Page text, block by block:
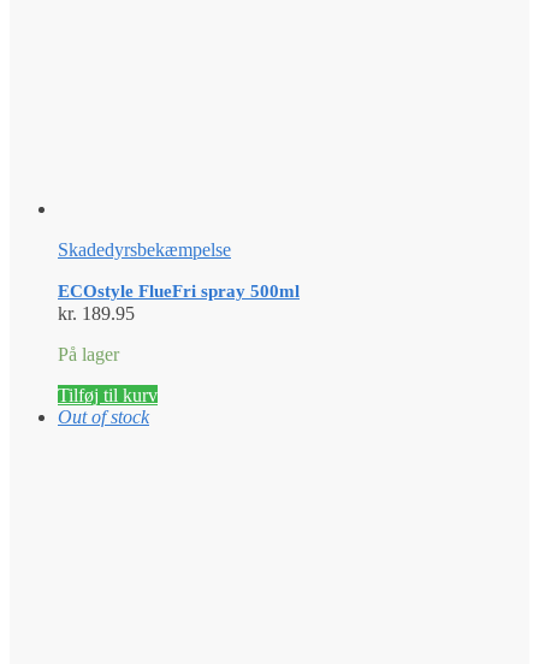
Skadedyrsbekæmpelse
ECOstyle FlueFri spray 500ml
kr. 189.95
På lager
Tilføj til kurv
Out of stock